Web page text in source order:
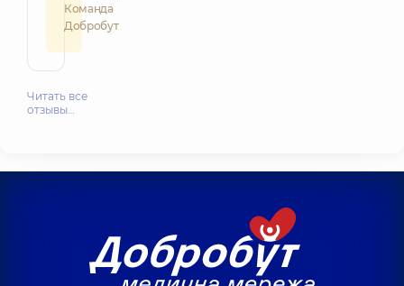
Команда
Добробут
Читать все
отзывы…